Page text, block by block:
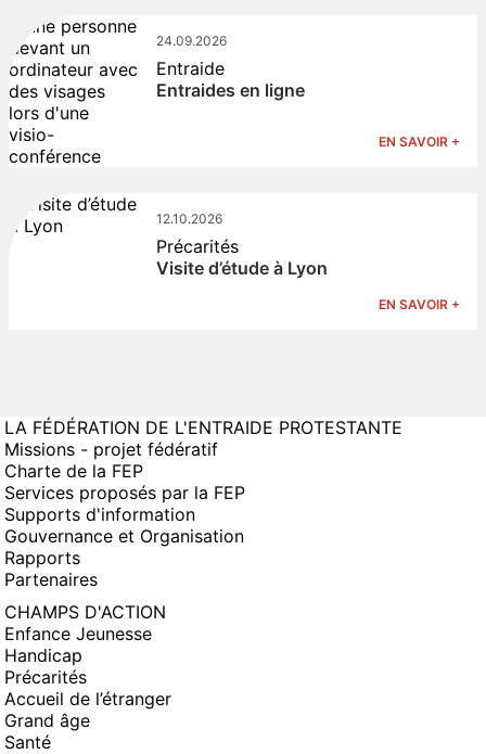
24.09.2026
Entraide
Entraides en ligne
EN SAVOIR +
12.10.2026
Précarités
Visite d’étude à Lyon
EN SAVOIR +
LA FÉDÉRATION DE L'ENTRAIDE PROTESTANTE
Missions - projet fédératif
Charte de la FEP
Services proposés par la FEP
Supports d'information
Gouvernance et Organisation
Rapports
Partenaires
CHAMPS D'ACTION
Enfance Jeunesse
Handicap
Précarités
Accueil de l’étranger
Grand âge
Santé